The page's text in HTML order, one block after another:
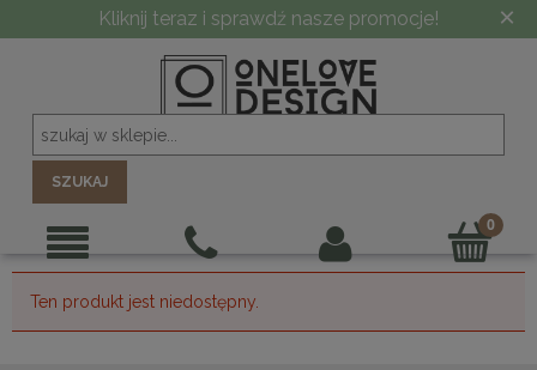
Kliknij teraz i sprawdź nasze promocje! ×
SZUKAJ
Ten produkt jest niedostępny.